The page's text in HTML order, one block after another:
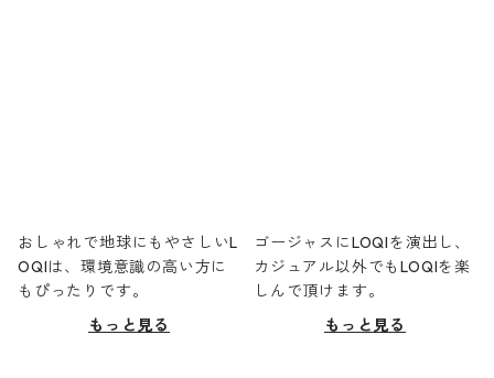
おしゃれで地球にもやさしいL
OQIは、環境意識の高い方に
もぴったりです。
もっと見る
ゴージャスにLOQIを演出し、
カジュアル以外でもLOQIを楽
しんで頂けます。
もっと見る